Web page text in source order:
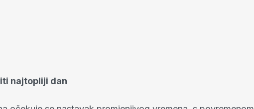
najtopliji dan